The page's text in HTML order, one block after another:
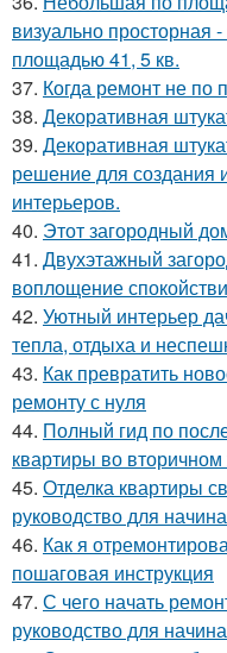
визуально просторная
площадью 41, 5 кв.
37. Когда ремонт не по
38. Декоративная
39. Декоративная
решение для создания
интерьеров.
40. Этот загородный
41. Двухэтажный
воплощение
42. Уютный интерьер
тепла, отдыха и
43. Как превратить
ремонту с нуля
44. Полный гид по
квартиры во
45. Отделка квартиры
руководство для
46. Как я
пошаговая инструкция
47. С чего начать
руководство для